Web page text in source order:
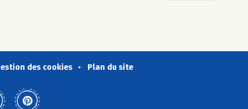
des cookies Plan du site